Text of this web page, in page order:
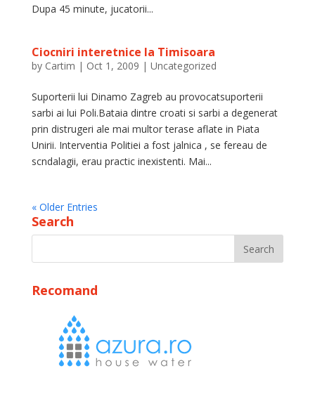
Dupa 45 minute, jucatorii...
Ciocniri interetnice la Timisoara
by Cartim | Oct 1, 2009 | Uncategorized
Suporterii lui Dinamo Zagreb au provocatsuporterii
sarbi ai lui Poli.Bataia dintre croati si sarbi a degenerat
prin distrugeri ale mai multor terase aflate in Piata
Unirii. Interventia Politiei a fost jalnica , se fereau de
scndalagii, erau practic inexistenti. Mai...
« Older Entries
Search
Recomand